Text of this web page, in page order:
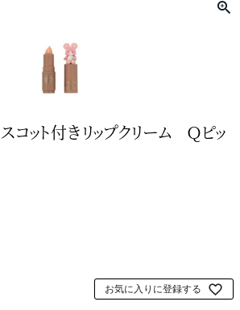
コット付きリップクリーム Ｑピッ
お気に入りに登録する